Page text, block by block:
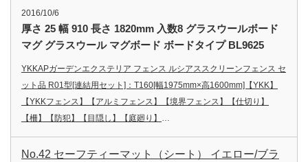
2016/10/6
厚さ 25 幅 910 長さ 1820mm 入数8 グラスウールボード
マグ グラスウール マグボード ボードタイプ BL9625
YKKAPガーデンエクステリア フェンス ルシアススクリーンフェンス セ
ット品 R01型[連結用セット]：T160[幅1975mm×高1600mm]【YKK】
【YKKフェンス】【アルミフェンス】【境界フェンス】【仕切り】
【柵】【防犯】【目隠し】【庭廻り】 …
No.42 セーフティーマット（シート） イエロー/ブラ